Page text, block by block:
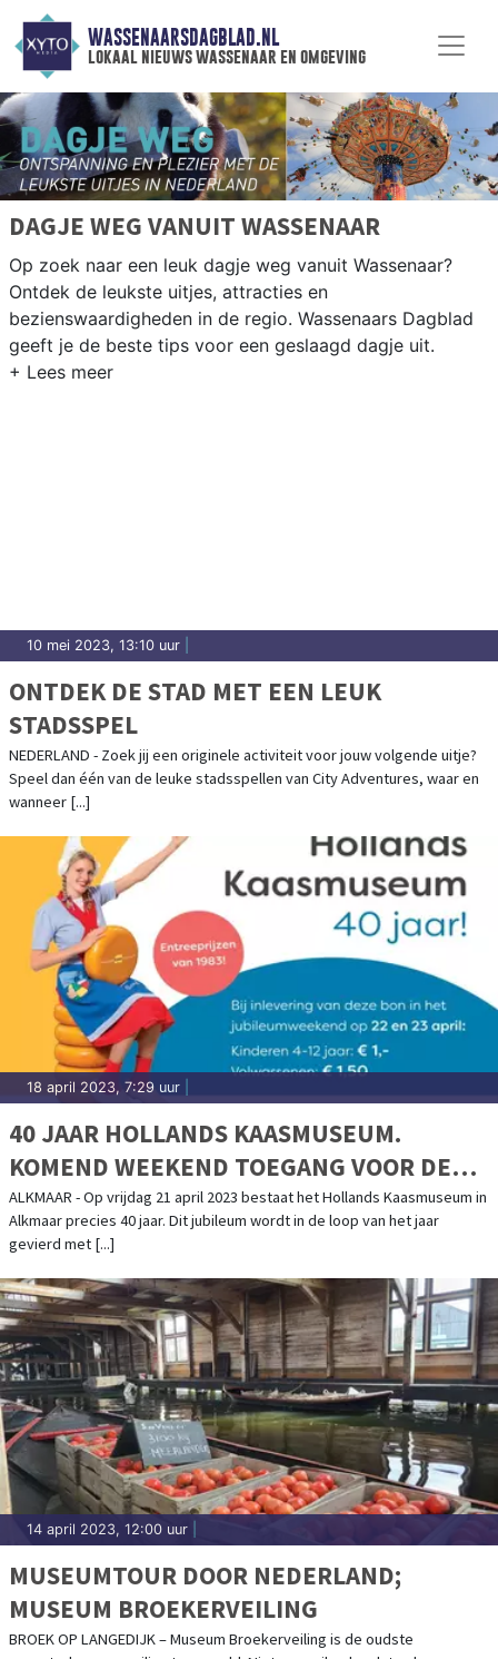
WASSENAARSDAGBLAD.NL
lokaal nieuws wassenaar en omgeving
DAGJE WEG VANUIT WASSENAAR
Op zoek naar een leuk dagje weg vanuit Wassenaar?
Ontdek de leukste uitjes, attracties en
bezienswaardigheden in de regio. Wassenaars Dagblad
geeft je de beste tips voor een geslaagd dagje uit.
10 mei 2023, 13:10 uur
ONTDEK DE STAD MET EEN LEUK
STADSSPEL
NEDERLAND - Zoek jij een originele activiteit voor jouw volgende uitje?
Speel dan één van de leuke stadsspellen van City Adventures, waar en
wanneer [...]
18 april 2023, 7:29 uur
40 JAAR HOLLANDS KAASMUSEUM.
KOMEND WEEKEND TOEGANG VOOR DE
PRIJZEN VAN 1983
ALKMAAR - Op vrijdag 21 april 2023 bestaat het Hollands Kaasmuseum in
Alkmaar precies 40 jaar. Dit jubileum wordt in de loop van het jaar
gevierd met [...]
14 april 2023, 12:00 uur
MUSEUMTOUR DOOR NEDERLAND;
MUSEUM BROEKERVEILING
BROEK OP LANGEDIJK – Museum Broekerveiling is de oudste